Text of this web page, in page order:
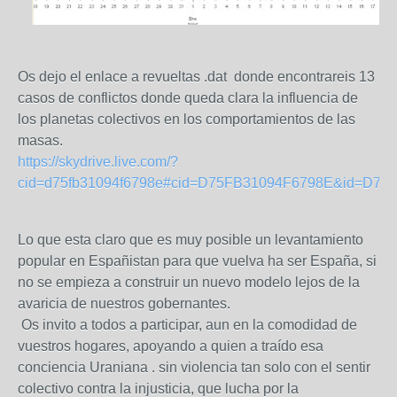
Os dejo el enlace a revueltas .dat donde encontrareis 13
casos de conflictos donde queda clara la influencia de
los planetas colectivos en los comportamientos de las
masas.
https://skydrive.live.com/?
Lo que esta claro que es muy posible un levantamiento
popular en Españistan para que vuelva ha ser España, si
no se empieza a construir un nuevo modelo lejos de la
avaricia de nuestros gobernantes.
Os invito a todos a participar, aun en la comodidad de
vuestros hogares, apoyando a quien a traído esa
conciencia Uraniana . sin violencia tan solo con el sentir
colectivo contra la injusticia, que lucha por la